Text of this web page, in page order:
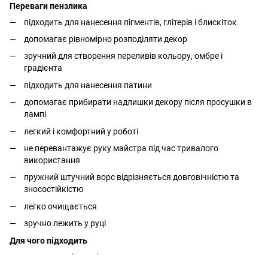
Переваги пензлика
підходить для нанесення пігментів, глітерів і блискіток
допомагає рівномірно розподіляти декор
зручний для створення переливів кольору, омбре і
градієнта
підходить для нанесення патини
допомагає прибирати надлишки декору після просушки в
лампі
легкий і комфортний у роботі
не перевантажує руку майстра під час тривалого
використання
пружний штучний ворс відрізняється довговічністю та
зносостійкістю
легко очищається
зручно лежить у руці
Для чого підходить